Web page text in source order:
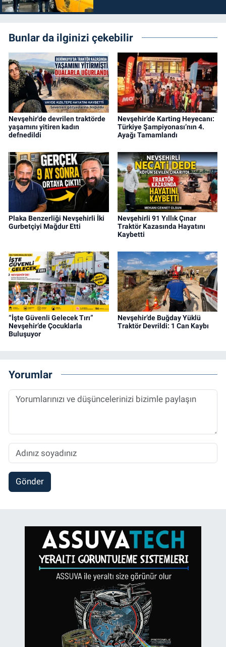
Bunlar da ilginizi çekebilir
Nevşehir'de devrilen traktörde
yaşamını yitiren kadın
defnedildi
Nevşehir’de Karting Heyecanı:
Türkiye Şampiyonası’nın 4.
Ayağı Tamamlandı
Plaka Benzerliği Nevşehirli İki
Gurbetçiyi Mağdur Etti
Nevşehirli 91 Yıllık Çınar
Traktör Kazasında Hayatını
Kaybetti
“İşte Güvenli Gelecek Tırı”
Nevşehir’de Çocuklarla
Buluşuyor
Nevşehir’de Buğday Yüklü
Traktör Devrildi: 1 Can Kaybı
Yorumlar
Gönder